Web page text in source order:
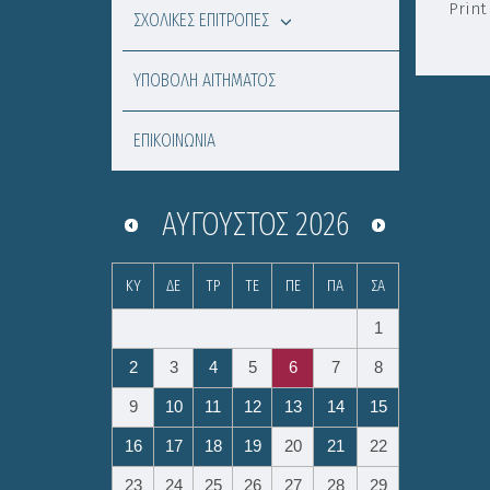
Print
ΣΧΟΛΙΚΕΣ ΕΠΙΤΡΟΠΕΣ
ΥΠΟΒΟΛΗ ΑΙΤΗΜΑΤΟΣ
ΕΠΙΚΟΙΝΩΝΙΑ
ΑΎΓΟΥΣΤΟΣ 2026
ΚΥ ΔΕ ΤΡ ΤΕ ΠΕ ΠΑ ΣΑ
1
2 3 4 5 6 7 8
9 10 11 12 13 14 15
16 17 18 19 20 21 22
23 24 25 26 27 28 29